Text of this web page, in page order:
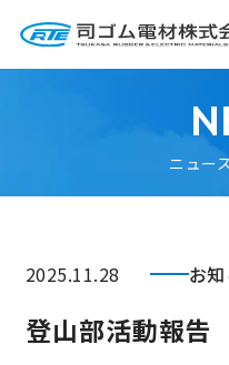
司ゴムグループの
開発ストーリート
製品情報
ニュー
2025.11.28 お
登山部活動報告